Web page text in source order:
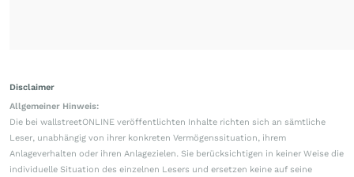
Disclaimer
Allgemeiner Hinweis:
Die bei wallstreetONLINE veröffentlichten Inhalte richten sich an sämtliche
Leser, unabhängig von ihrer konkreten Vermögenssituation, ihrem
Anlageverhalten oder ihren Anlagezielen. Sie berücksichtigen in keiner Weise die
individuelle Situation des einzelnen Lesers und ersetzen keine auf seine